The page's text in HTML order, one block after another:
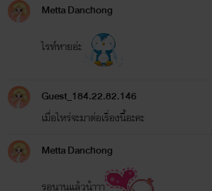
Metta Danchong
ไรท์หายอ่ะ
Guest_184.22.82.146
เมื่อไหร่จะมาต่อเรื่องนี้อะคะ
Metta Danchong
รอนานแล้วน้าาา